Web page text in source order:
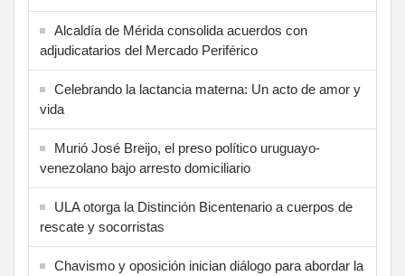
Alcaldía de Mérida consolida acuerdos con
adjudicatarios del Mercado Periférico
Celebrando la lactancia materna: Un acto de amor y
vida
Murió José Breijo, el preso político uruguayo-
venezolano bajo arresto domiciliario
ULA otorga la Distinción Bicentenario a cuerpos de
rescate y socorristas
Chavismo y oposición inician diálogo para abordar la